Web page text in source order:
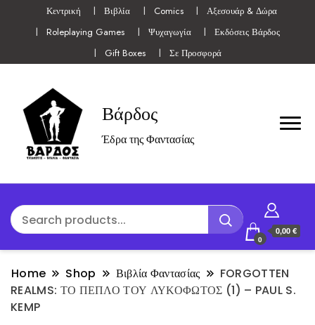
Κεντρική Βιβλία Comics
Αξεσουάρ & Δώρα
Roleplaying Games
Ψυχαγωγία
Εκδόσεις Βάρδος
Gift Boxes
Σε Προσφορά
Βάρδος
Έδρα της Φαντασίας
0
0,00 €
Home Shop Βιβλία Φαντασίας
FORGOTTEN
REALMS: ΤΟ ΠΕΠΛΟ ΤΟΥ ΛΥΚΟΦΩΤΟΣ (1) – PAUL S.
KEMP